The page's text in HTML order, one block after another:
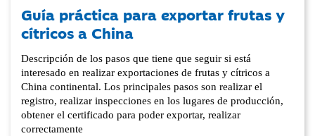
Guía práctica para exportar frutas y
cítricos a China
Descripción de los pasos que tiene que seguir si está
interesado en realizar exportaciones de frutas y cítricos a
China continental. Los principales pasos son realizar el
registro, realizar inspecciones en los lugares de producción,
obtener el certificado para poder exportar, realizar
correctamente